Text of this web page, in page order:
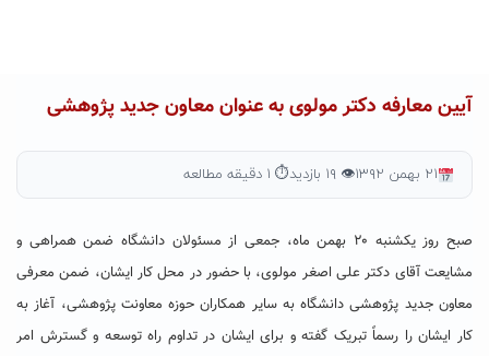
آیین معارفه دکتر مولوی به عنوان معاون جدید پژوهشی
۲۱ بهمن ۱۳۹۲ 👁 ۱۹ بازدید ⏱ ۱ دقیقه مطالعه
صبح روز یکشنبه ۲۰ بهمن ماه، جمعی از مسئولان دانشگاه ضمن همراهی و
مشایعت آقای دکتر علی اصغر مولوی، با حضور در محل کار ایشان، ضمن معرفی
معاون جدید پژوهشی دانشگاه به سایر همکاران حوزه معاونت پژوهشی، آغاز به
کار ایشان را رسماً تبریک گفته و برای ایشان در تداوم راه توسعه و گسترش امر